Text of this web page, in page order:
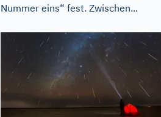
Nummer eins“ fest. Zwischen...